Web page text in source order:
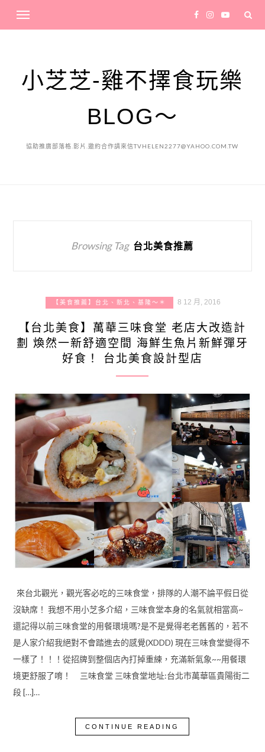
小芝芝-雞不擇食玩樂
BLOG～
協助推廣部落格.影片.邀約合作請來信TVHELEN2277@YAHOO.COM.TW
Browsing Tag 台北美食推薦
【美食推薦】台北、新北、基隆～＊ 8 12 月, 2016
【台北美食】萬華三味食堂 老店大改造計
劃 煥然一新舒適空間 海鮮生魚片新鮮彈牙
好食！ 台北美食設計型店
來台北觀光，觀光客必吃的三味食堂，排隊的人潮不論平假日從
沒缺席！ 我想不用小芝多介紹，三味食堂本身的名氣就相當高~
還記得以前三味食堂的用餐環境嗎?是不是覺得老老舊舊的，若不
是人家介紹我絕對不會踏進去的感覺(XDDD) 現在三味食堂變得不
一樣了！！！從招牌到整個店內打掉重練，充滿新氣象~~用餐環
境更舒服了唷！ 三味食堂 三味食堂地址:台北市萬華區貴陽街二
段 […]…
CONTINUE READING